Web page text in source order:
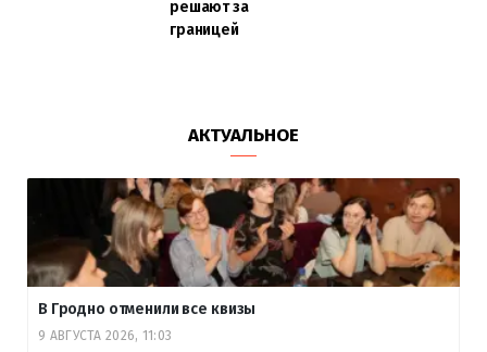
решают за
границей
АКТУАЛЬНОЕ
В Гродно отменили все квизы
9 АВГУСТА 2026, 11:03